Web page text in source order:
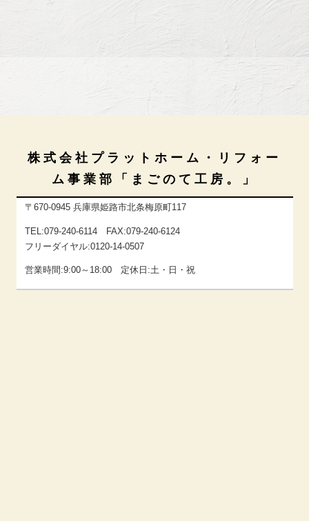
株式会社プラットホーム・リフォー
ム事業部「まごのて工房。」
〒670-0945 兵庫県姫路市北条梅原町117
TEL:079-240-6114 FAX:079-240-6124
フリーダイヤル:0120-14-0507
営業時間:9:00～18:00 定休日:土・日・祝